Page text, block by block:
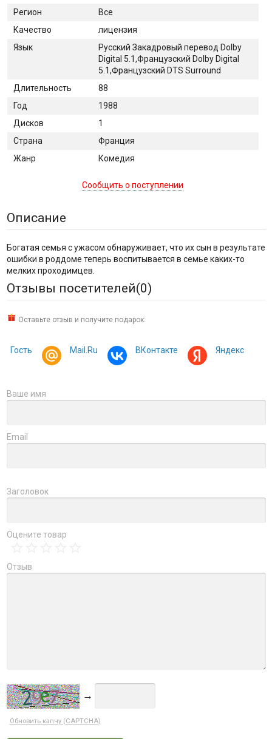
Регион
Все
Качество
лицензия
Язык
Русский Закадровый перевод Dolby
Digital 5.1,Французский Dolby Digital
5.1,Французский DTS Surround
Длительность
88
Год
1988
Дисков
1
Страна
Франция
Жанр
Комедия
Сообщить о поступлении
Описание
Богатая семья с ужасом обнаруживает, что их сын в результате
ошибки в роддоме теперь воспитывается в семье каких-то
мелких проходимцев.
Отзывы посетителей(0)
Оставьте отзыв и получите подарок:
Гость Mail.Ru ВКонтакте Яндекс
Ваше имя
Email
Заголовок
Оцените товар
Отзыв
→
Обновить капчу (CAPTCHA)